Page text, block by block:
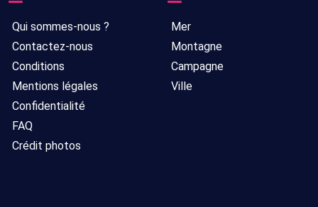
Qui sommes-nous ?
Contactez-nous
Conditions
Mentions légales
Confidentialité
FAQ
Crédit photos
Mer
Montagne
Campagne
Ville